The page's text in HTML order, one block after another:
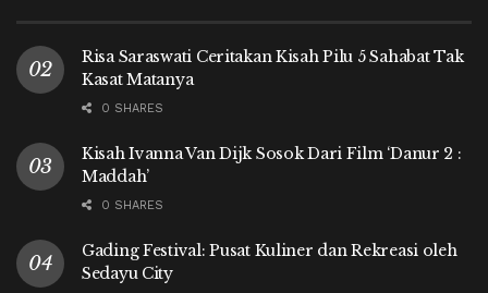
Risa Saraswati Ceritakan Kisah Pilu 5 Sahabat Tak
Kasat Matanya
0 SHARES
Kisah Ivanna Van Dijk Sosok Dari Film ‘Danur 2 :
Maddah’
0 SHARES
Gading Festival: Pusat Kuliner dan Rekreasi oleh
Sedayu City